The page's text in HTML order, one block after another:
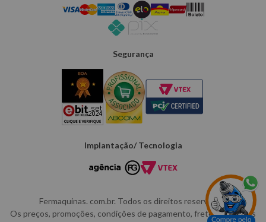
Segurança
Implantação/ Tecnologia
Fermaquinas. com.br. Todos os direitos reservados.
Os preços, promoções, condições de pagamento, frete e produtos